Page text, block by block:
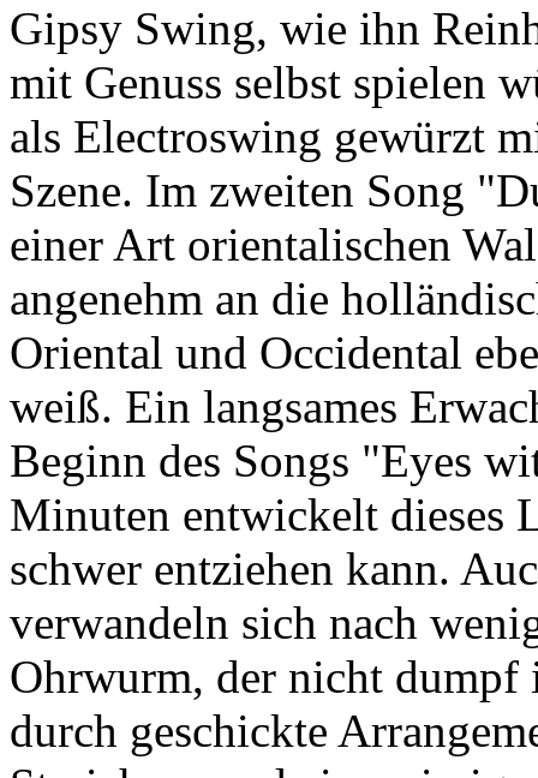
Gipsy Swing, wie ihn
mit Genuss selbst spielen
als Electroswing gewürzt
Szene. Im zweiten Song
einer Art orientalischen
angenehm an die
Oriental und Occidental
weiß. Ein langsames
Beginn des Songs "Eyes
Minuten entwickelt dieses
schwer entziehen kann.
verwandeln sich nach
Ohrwurm, der nicht dumpf
durch geschickte